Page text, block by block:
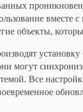
вместе
объекты,
могут
Все